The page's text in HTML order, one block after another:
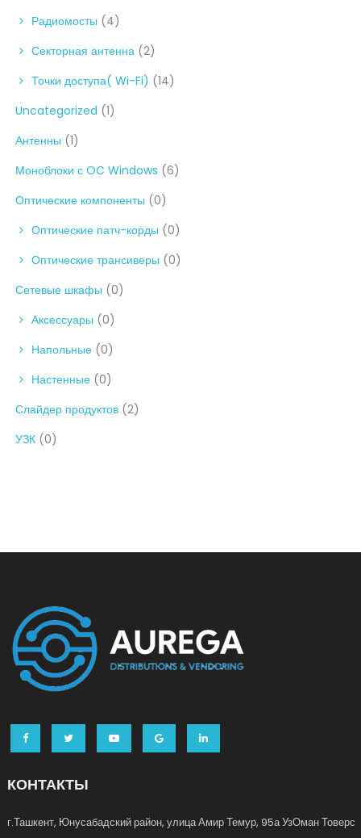
Радиомосты (4)
Секторная антенна (2)
Точки доступа( Wi-Fi) (14)
Uncategorized (1)
Антенны (1)
Моноблоки с OC Windows (6)
Оптические компоненты (0)
Оптические патч-корды (0)
Оптические трансиверы (0)
Сетевые шкафы (0)
Аксессуары (0)
Напольные (0)
Настенные (0)
Слайдер продуктов (2)
УЗК (0)
КОНТАКТЫ
г.Ташкент, Юнусабадский район, улица Амир Темур, 95а УзОман Товерс